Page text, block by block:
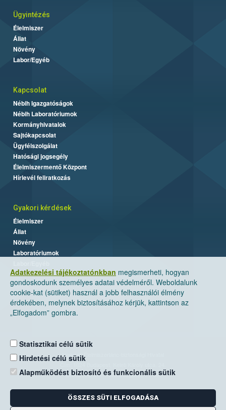
Adatkezelési tájékoztatónkban megismerheti, hogyan
gondoskodunk személyes adatai védelméről. Weboldalunk
cookie-kat (sütiket) használ a jobb felhasználói élmény
érdekében, melynek biztosításához kérjük, kattintson az
„Elfogadom” gombra.
Statisztikai célú sütik
Hirdetési célú sütik
Alapműködést biztosító és funkcionális sütik
ÖSSZES SÜTI ELFOGADÁSA
Ügyintézés
Élelmiszer
Állat
Növény
Labor/Egyéb
Kapcsolat
Nébih Igazgatóságok
Nébih Laboratóriumok
Kormányhivatalok
Sajtókapcsolat
Ügyfélszolgálat
Hatósági jogsegély
Élelmiszermentő Központ
Hírlevél feliratkozás
Gyakori kérdések
Élelmiszer
Állat
Növény
Laboratóriumok
Nemzeti Élelmiszerlánc-biztonsági Hivatal
Levelezési cím: 1525 Budapest. Pf. 30.
E-mail:ugyfelszolgalat@nebih.gov.hu